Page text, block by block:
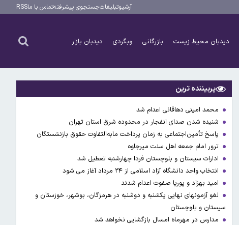
آرشیوتبلیغاتجستجوی پیشرفتهتماس با ماRSS
دیدبان محیط زیست بازرگانی وبگردی دیدبان بازار
پربیننده ترین
محمد امینی دهاقانی اعدام شد
شنیده شدن صدای انفجار در محدوده شرق استان تهران
پاسخ تأمین‌اجتماعی به زمان پرداخت مابه‌التفاوت حقوق بازنشستگان
ترور امام جمعه اهل سنت میرجاوه
ادارات سیستان و بلوچستان فردا چهارشنبه تعطیل شد
انتخاب واحد دانشگاه آزاد اسلامی از ۲۴ مرداد آغاز می شود
امید بهزاد و پوریا صفوت اعدام شدند
لغو آزمونهای نهایی یکشنبه و دوشنبه در هرمزگان، بوشهر، خوزستان و
سیستان و بلوچستان
مدارس در مهرماه امسال بازگشایی نخواهد شد